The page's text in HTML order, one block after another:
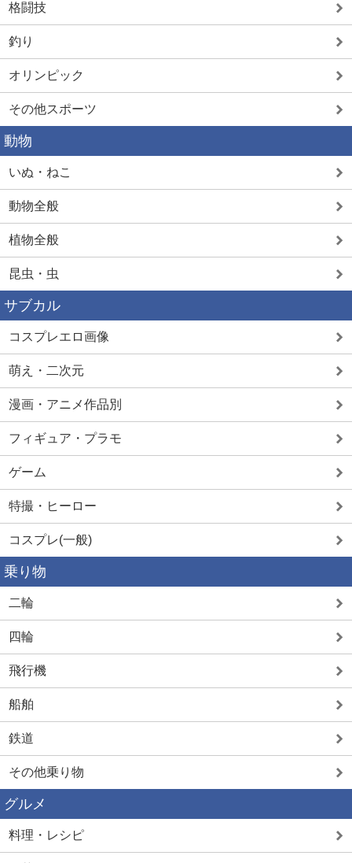
格闘技
釣り
オリンピック
その他スポーツ
動物
いぬ・ねこ
動物全般
植物全般
昆虫・虫
サブカル
コスプレエロ画像
萌え・二次元
漫画・アニメ作品別
フィギュア・プラモ
ゲーム
特撮・ヒーロー
コスプレ(一般)
乗り物
二輪
四輪
飛行機
船舶
鉄道
その他乗り物
グルメ
料理・レシピ